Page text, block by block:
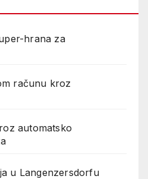
hrana za
računu kroz
automatsko
u Langenzersdorfu